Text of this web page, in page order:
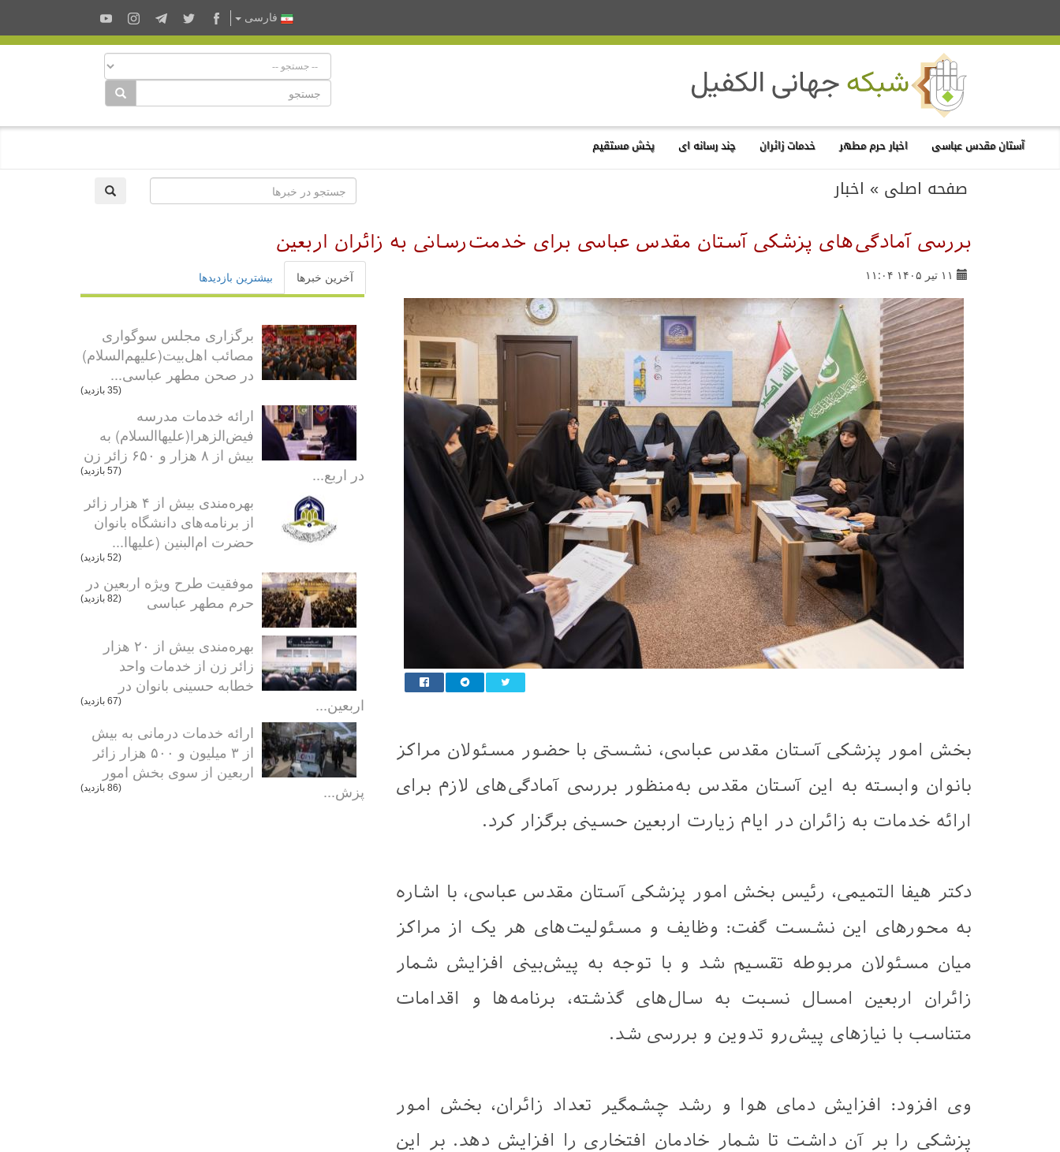
فارسى
آستان مقدس عباسی اخبار حرم مطهر خدمات زائران چند رسانه ای پخش مستقیم
صفحه اصلی » اخبار
بررسی آمادگی‌های پزشکی آستان مقدس عباسی برای خدمت‌رسانی به زائران اربعین
۱۱ تیر ۱۴۰۵ ۱۱:۰۴
بخش امور پزشکی آستان مقدس عباسی، نشستی با حضور مسئولان مراکز
بانوان وابسته به این آستان مقدس به‌منظور بررسی آمادگی‌های لازم برای
ارائه خدمات به زائران در ایام زیارت اربعین حسینی برگزار کرد.
دکتر هیفا التمیمی، رئیس بخش امور پزشکی آستان مقدس عباسی، با اشاره
به محورهای این نشست گفت: وظایف و مسئولیت‌های هر یک از مراکز
میان مسئولان مربوطه تقسیم شد و با توجه به پیش‌بینی افزایش شمار
زائران اربعین امسال نسبت به سال‌های گذشته، برنامه‌ها و اقدامات
متناسب با نیازهای پیش‌رو تدوین و بررسی شد.
وی افزود: افزایش دمای هوا و رشد چشمگیر تعداد زائران، بخش امور
پزشکی را بر آن داشت تا شمار خادمان افتخاری را افزایش دهد. بر این
آخرین خبرها بیشترین بازدیدها
برگزاری مجلس سوگواری
مصائب اهل‌بیت(علیهم‌السلام)
در صحن مطهر عباسی...
(35 بازدید)
ارائه خدمات مدرسه
فیض‌الزهرا(علیهاالسلام) به
بیش از ۸ هزار و ۶۵۰ زائر زن
در اربع...
(57 بازدید)
بهره‌مندی بیش از ۴ هزار زائر
از برنامه‌های دانشگاه بانوان
حضرت ام‌البنین (علیهاا...
(52 بازدید)
موفقیت طرح ویژه اربعین در
حرم مطهر عباسی
(82 بازدید)
بهره‌مندی بیش از ۲۰ هزار
زائر زن از خدمات واحد
خطابه حسینی بانوان در
اربعین...
(67 بازدید)
ارائه خدمات درمانی به بیش
از ۳ میلیون و ۵۰۰ هزار زائر
اربعین از سوی بخش امور
پزش...
(86 بازدید)